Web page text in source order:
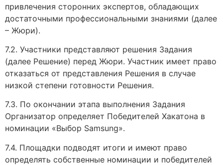
привлечения сторонних экспертов, обладающих
достаточными профессиональными знаниями (далее
– Жюри).
7.2. Участники представляют решения Задания
(далее Решение) перед Жюри. Участник имеет право
отказаться от представления Решения в случае
низкой степени готовности Решения.
7.3. По окончании этапа выполнения Задания
Организатор определяет Победителей Хакатона в
номинации «Выбор Samsung».
7.4. Площадки подводят итоги и имеют право
определять собственные номинации и победителей